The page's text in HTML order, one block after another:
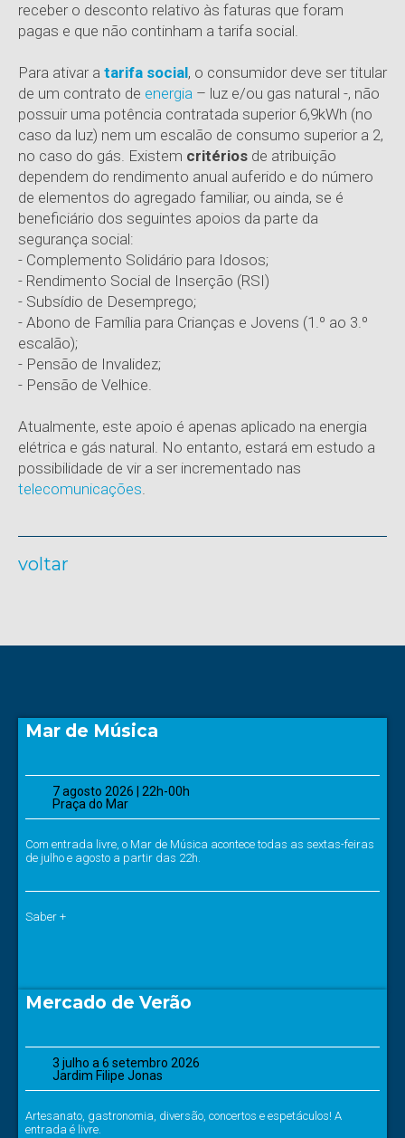
receber o desconto relativo às faturas que foram
pagas e que não continham a tarifa social.
Para ativar a tarifa social, o consumidor deve ser titular
de um contrato de energia – luz e/ou gas natural -, não
possuir uma potência contratada superior 6,9kWh (no
caso da luz) nem um escalão de consumo superior a 2,
no caso do gás. Existem critérios de atribuição
dependem do rendimento anual auferido e do número
de elementos do agregado familiar, ou ainda, se é
beneficiário dos seguintes apoios da parte da
segurança social:
- Complemento Solidário para Idosos;
- Rendimento Social de Inserção (RSI)
- Subsídio de Desemprego;
- Abono de Família para Crianças e Jovens (1.º ao 3.º
escalão);
- Pensão de Invalidez;
- Pensão de Velhice.
Atualmente, este apoio é apenas aplicado na energia
elétrica e gás natural. No entanto, estará em estudo a
possibilidade de vir a ser incrementado nas
telecomunicações.
voltar
Mar de Música
7 agosto 2026 | 22h-00h
Praça do Mar
Com entrada livre, o Mar de Música acontece todas as sextas-feiras
de julho e agosto a partir das 22h.
Saber +
Mercado de Verão
3 julho a 6 setembro 2026
Jardim Filipe Jonas
Artesanato, gastronomia, diversão, concertos e espetáculos! A
entrada é livre.